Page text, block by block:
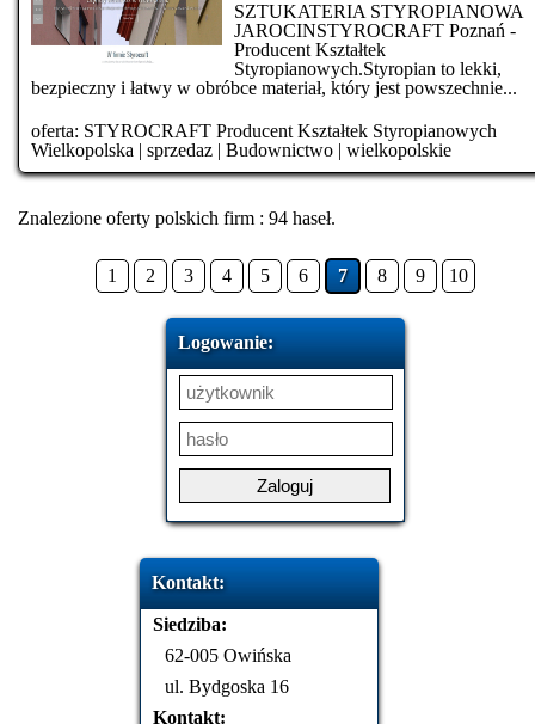
SZTUKATERIA STYROPIANOWA
JAROCINSTYROCRAFT Poznań -
Producent Kształtek
Styropianowych.Styropian to lekki,
bezpieczny i łatwy w obróbce materiał, który jest powszechnie...
oferta: STYROCRAFT Producent Kształtek Styropianowych
Wielkopolska | sprzedaz | Budownictwo | wielkopolskie
Znalezione oferty polskich firm : 94 haseł.
1 2 3 4 5 6 7 8 9 10
Logowanie:
Kontakt:
Siedziba:
62-005 Owińska
ul. Bydgoska 16
Kontakt: